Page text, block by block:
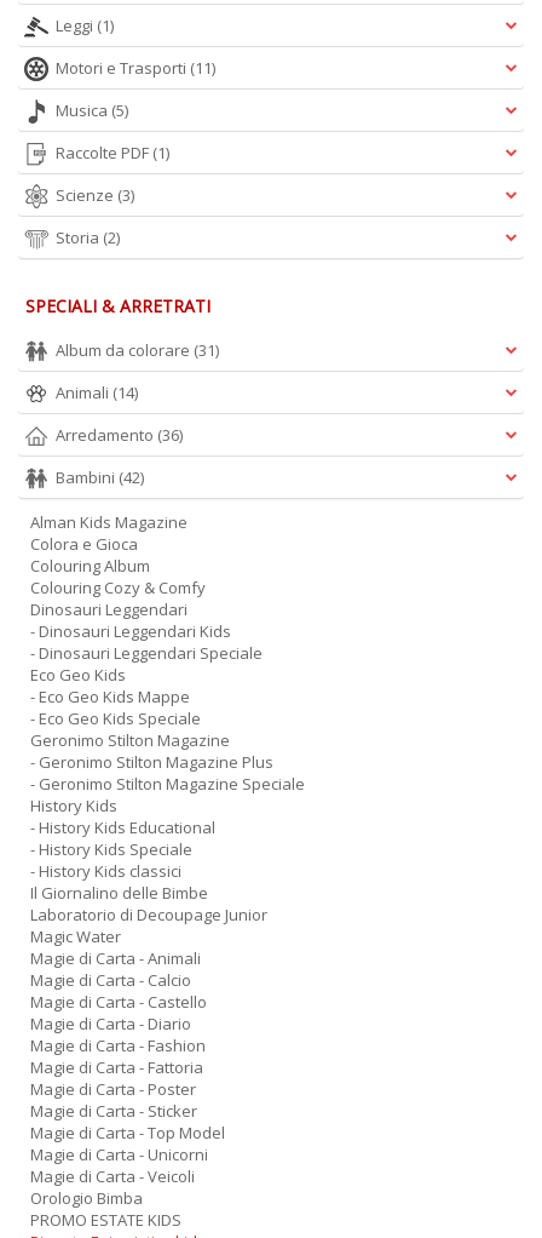
Leggi (1)
Motori e Trasporti (11)
Musica (5)
Raccolte PDF (1)
Scienze (3)
Storia (2)
SPECIALI & ARRETRATI
Album da colorare (31)
Animali (14)
Arredamento (36)
Bambini (42)
Alman Kids Magazine
Colora e Gioca
Colouring Album
Colouring Cozy & Comfy
Dinosauri Leggendari
- Dinosauri Leggendari Kids
- Dinosauri Leggendari Speciale
Eco Geo Kids
- Eco Geo Kids Mappe
- Eco Geo Kids Speciale
Geronimo Stilton Magazine
- Geronimo Stilton Magazine Plus
- Geronimo Stilton Magazine Speciale
History Kids
- History Kids Educational
- History Kids Speciale
- History Kids classici
Il Giornalino delle Bimbe
Laboratorio di Decoupage Junior
Magic Water
Magie di Carta - Animali
Magie di Carta - Calcio
Magie di Carta - Castello
Magie di Carta - Diario
Magie di Carta - Fashion
Magie di Carta - Fattoria
Magie di Carta - Poster
Magie di Carta - Sticker
Magie di Carta - Top Model
Magie di Carta - Unicorni
Magie di Carta - Veicoli
Orologio Bimba
PROMO ESTATE KIDS